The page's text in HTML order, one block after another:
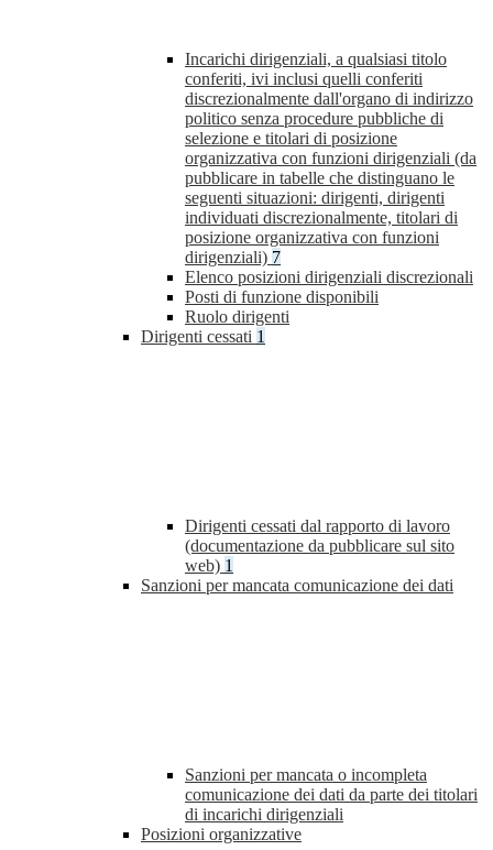
Incarichi dirigenziali, a qualsiasi titolo
conferiti, ivi inclusi quelli conferiti
discrezionalmente dall'organo di indirizzo
politico senza procedure pubbliche di
selezione e titolari di posizione
organizzativa con funzioni dirigenziali (da
pubblicare in tabelle che distinguano le
seguenti situazioni: dirigenti, dirigenti
individuati discrezionalmente, titolari di
posizione organizzativa con funzioni
dirigenziali) 7
Elenco posizioni dirigenziali discrezionali
Posti di funzione disponibili
Ruolo dirigenti
Dirigenti cessati 1
Dirigenti cessati dal rapporto di lavoro
(documentazione da pubblicare sul sito
web) 1
Sanzioni per mancata comunicazione dei dati
Sanzioni per mancata o incompleta
comunicazione dei dati da parte dei titolari
di incarichi dirigenziali
Posizioni organizzative